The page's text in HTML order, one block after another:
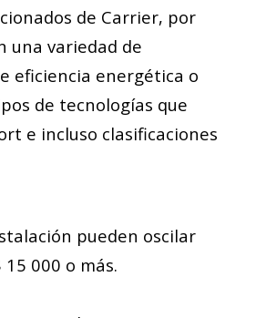
de Carrier, por
una variedad de
eficiencia energética o
de tecnologías que
e incluso clasificaciones
pueden oscilar
000 o más.